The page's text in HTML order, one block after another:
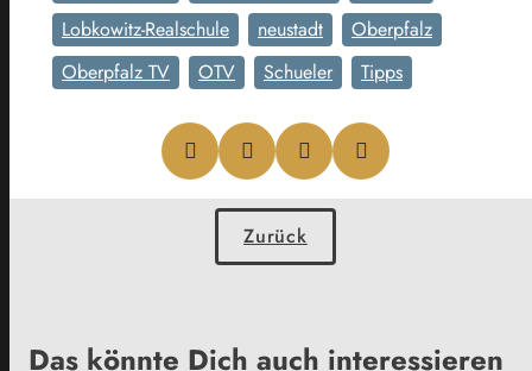
Lobkowitz-Realschule
neustadt
Oberpfalz
Oberpfalz TV
OTV Schueler Tipps
Zurück
Das könnte Dich auch interessieren